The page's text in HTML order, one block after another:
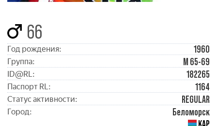
66
Год рождения: 1960
Группа: М 65-69
ID@RL: 182265
Паспорт RL: 1164
Статус активности: REGULAR
Город:
Беломорск